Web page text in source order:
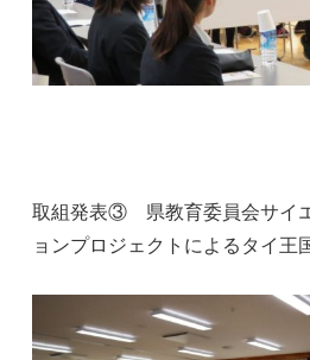
取組発表③ 県教育委員会サイ
ョンプロジェクトによるタイ王